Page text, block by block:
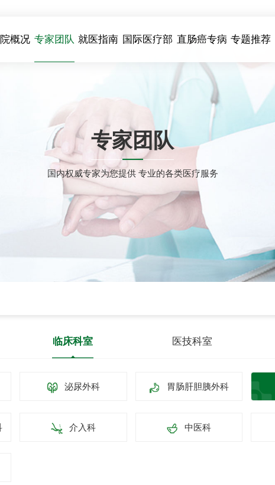
概况 专家团队 就医指南 国际医疗部 直肠癌专病 专题推荐
专家团队
国内权威专家为您提供 专业的各类医疗服务
临床科室 医技科室
泌尿外科 胃肠肝胆胰外科
介入科 中医科